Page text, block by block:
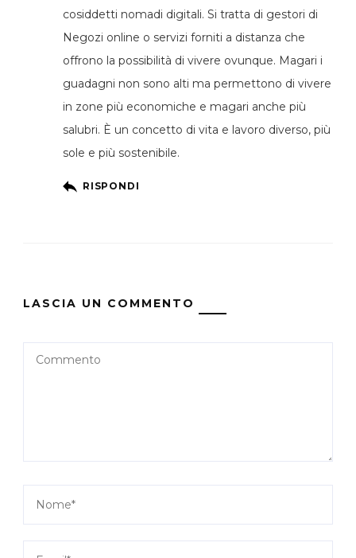
cosiddetti nomadi digitali. Si tratta di gestori di
Negozi online o servizi forniti a distanza che
offrono la possibilità di vivere ovunque. Magari i
guadagni non sono alti ma permettono di vivere
in zone più economiche e magari anche più
salubri. È un concetto di vita e lavoro diverso, più
sole e più sostenibile.
RISPONDI
LASCIA UN COMMENTO